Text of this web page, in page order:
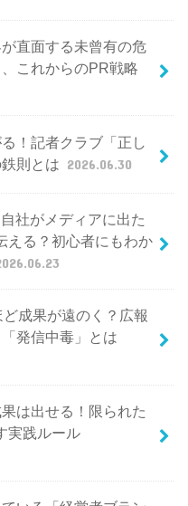
直面する未曾有の危
これからのPR戦略
！記者クラブ「正し
則とは 2026.06.30
自社がメディアに出た
える？初心者にもわか
成果が遠のく？広報
発信中毒」とは
は出せる！限られた
実践ルール